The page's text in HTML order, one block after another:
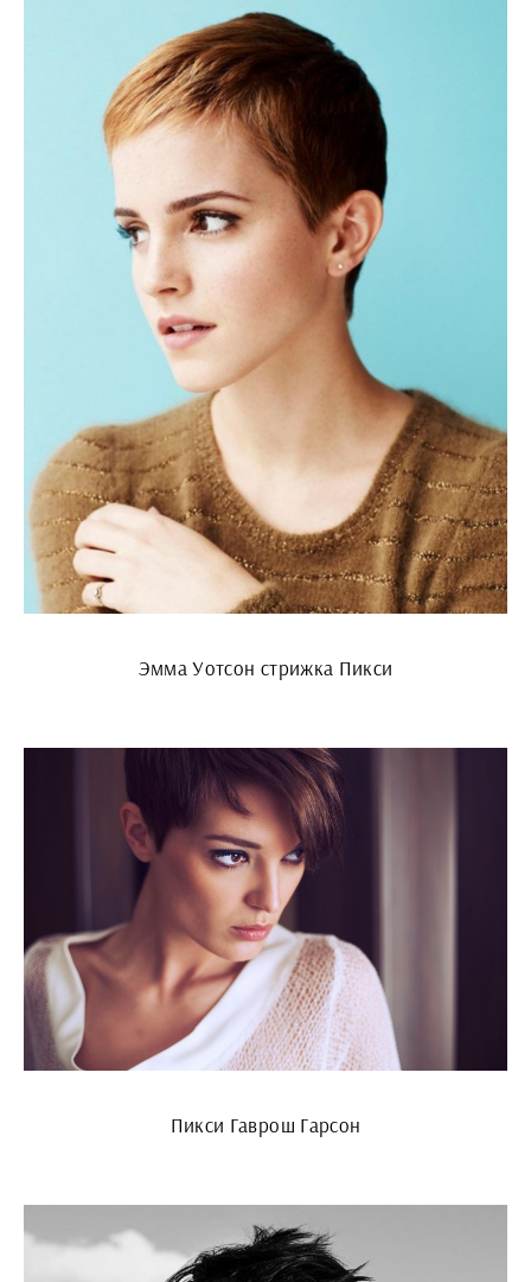
Эмма Уотсон стрижка Пикси
Пикси Гаврош Гарсон